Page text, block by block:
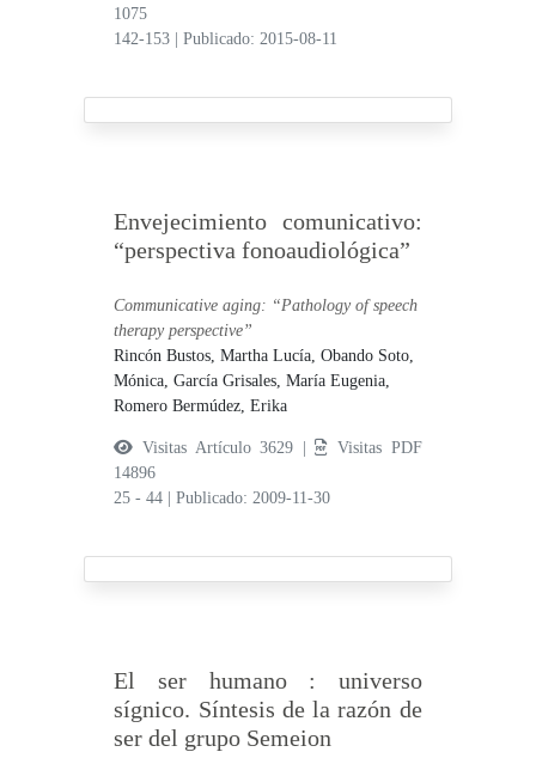
1075
142-153
|Publicado: 2015-08-11
Envejecimiento comunicativo:
“perspectiva fonoaudiológica”
Communicative aging: “Pathology of speech
therapy perspective”
Rincón Bustos, Martha Lucía,Obando Soto,
Mónica,García Grisales, María Eugenia,
Romero Bermúdez, Erika
Visitas Artículo 3629 |
Visitas PDF
14896
25 - 44
|Publicado: 2009-11-30
El ser humano : universo
sígnico. Síntesis de la razón de
ser del grupo Semeion